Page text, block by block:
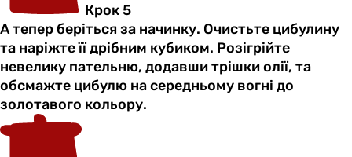
Крок 5
А тепер беріться за начинку. Очистьте цибулину
та наріжте її дрібним кубиком. Розігрійте
невелику пательню, додавши трішки олії, та
обсмажте цибулю на середньому вогні до
золотавого кольору.